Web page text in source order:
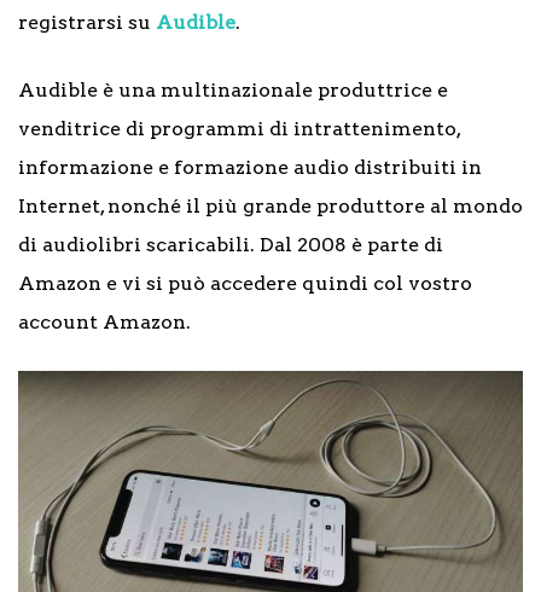
registrarsi su Audible.
Audible è una multinazionale produttrice e
venditrice di programmi di intrattenimento,
informazione e formazione audio distribuiti in
Internet, nonché il più grande produttore al mondo
di audiolibri scaricabili. Dal 2008 è parte di
Amazon e vi si può accedere quindi col vostro
account Amazon.